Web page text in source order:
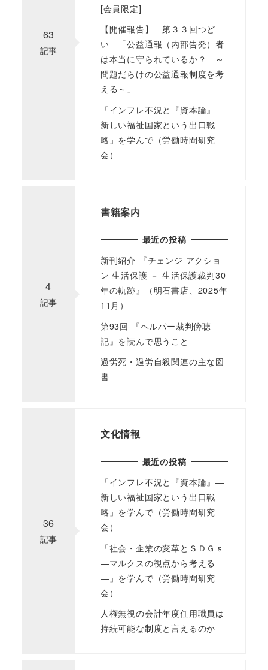
63
記事
[会員限定]
【開催報告】 第３３回つど
い 「公益通報（内部告発）者
は本当に守られているか？ ～
問題だらけの公益通報制度を考
える～」
「インフレ不況と『資本論』―
新しい福祉国家という出口戦
略」を学んで（労働時間研究
会）
4
記事
書籍案内
最近の投稿
新刊紹介 『チェンジ アクショ
ン 生活保護 － 生活保護裁判30
年の軌跡』（明石書店、2025年
11月）
第93回 『ヘルパー裁判傍聴
記』を読んで思うこと
過労死・過労自殺関連の主な図
書
36
記事
文化情報
最近の投稿
「インフレ不況と『資本論』―
新しい福祉国家という出口戦
略」を学んで（労働時間研究
会）
「社会・企業の変革とＳＤＧｓ
―マルクスの視点から考える
―」を学んで（労働時間研究
会）
人権無視の会計年度任用職員は
持続可能な制度と言えるのか